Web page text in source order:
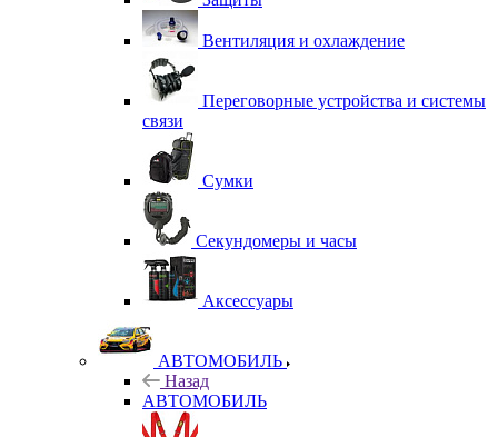
Вентиляция и охлаждение
Переговорные устройства и системы
связи
Сумки
Секундомеры и часы
Аксессуары
АВТОМОБИЛЬ
Назад
АВТОМОБИЛЬ